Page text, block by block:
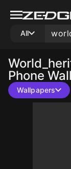
All
Phone
Wallpapers